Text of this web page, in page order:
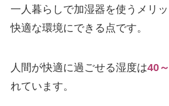
一人暮らしで加湿器を使うメリ
快適な環境にできる点です。
人間が快適に過ごせる湿度は40
れています。